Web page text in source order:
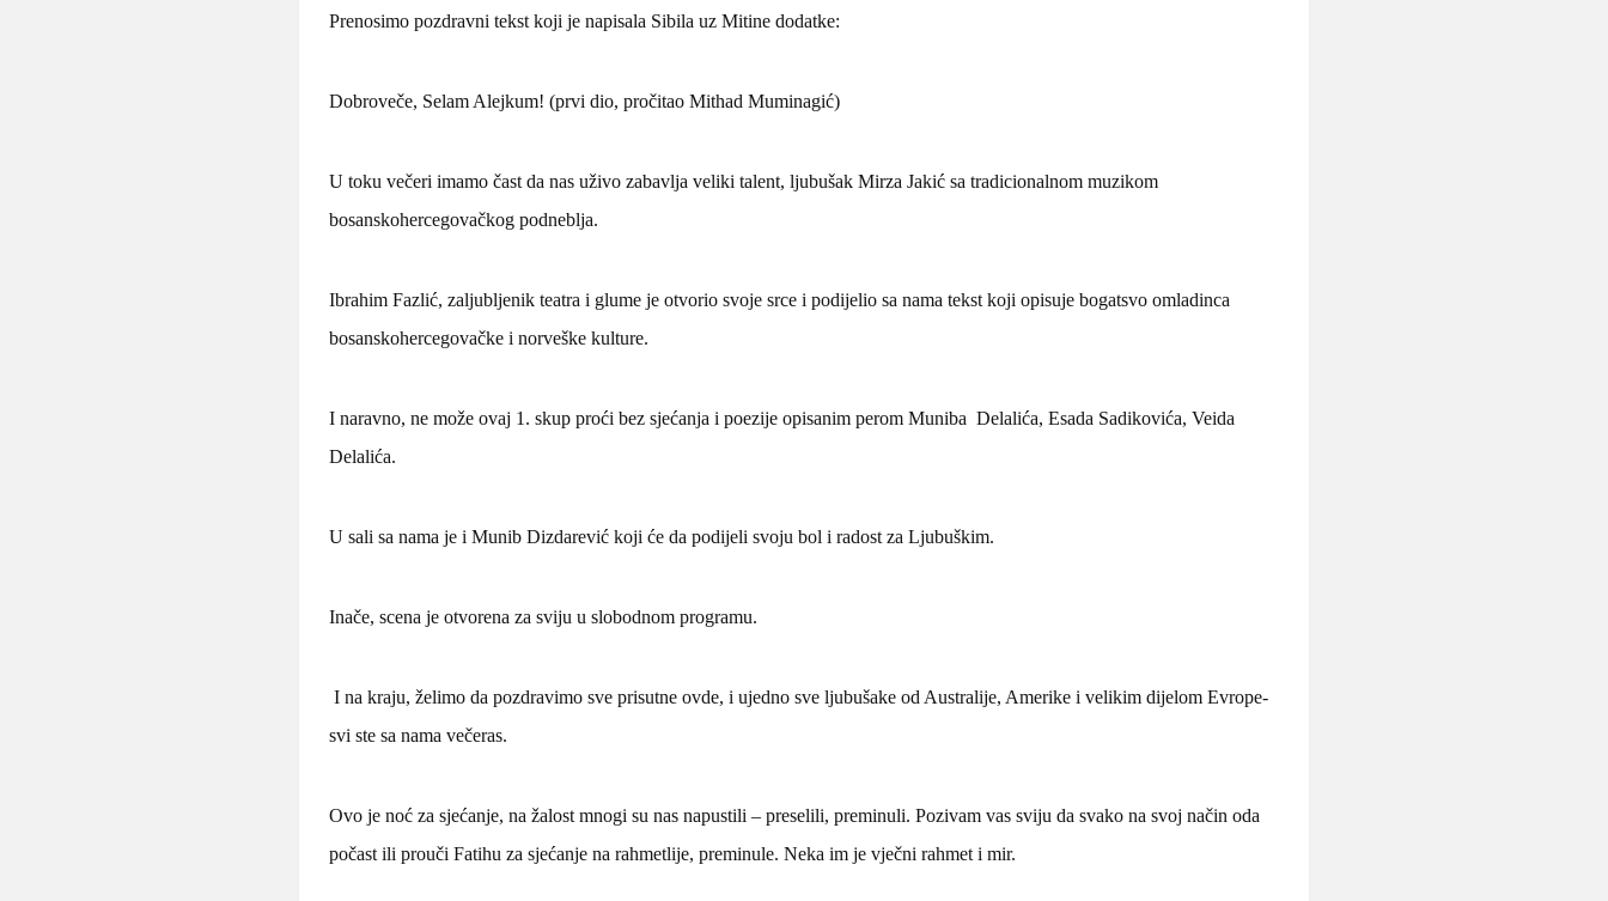
Prenosimo pozdravni tekst koji je napisala Sibila uz Mitine dodatke:
Dobroveče, Selam Alejkum! (prvi dio, pročitao Mithad Muminagić)
U toku večeri imamo čast da nas uživo zabavlja veliki talent, ljubušak Mirza Jakić sa tradicionalnom muzikom
bosanskohercegovačkog podneblja.
Ibrahim Fazlić, zaljubljenik teatra i glume je otvorio svoje srce i podijelio sa nama tekst koji opisuje bogatsvo omladinca
bosanskohercegovačke i norveške kulture.
I naravno, ne može ovaj 1. skup proći bez sjećanja i poezije opisanim perom Muniba Delalića, Esada Sadikovića, Veida
Delalića.
U sali sa nama je i Munib Dizdarević koji će da podijeli svoju bol i radost za Ljubuškim.
Inače, scena je otvorena za sviju u slobodnom programu.
I na kraju, želimo da pozdravimo sve prisutne ovde, i ujedno sve ljubušake od Australije, Amerike i velikim dijelom Evrope-
svi ste sa nama večeras.
Ovo je noć za sjećanje, na žalost mnogi su nas napustili – preselili, preminuli. Pozivam vas sviju da svako na svoj način oda
počast ili prouči Fatihu za sjećanje na rahmetlije, preminule. Neka im je vječni rahmet i mir.